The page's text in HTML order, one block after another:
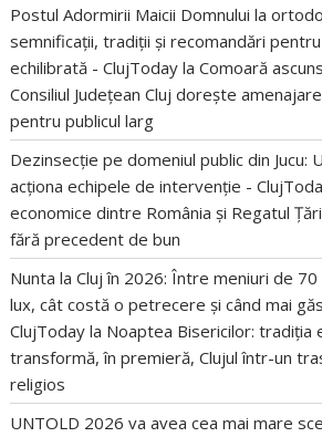
Postul Adormirii Maicii Domnului la
semnificații, tradiții și recomandări
echilibrată - ClujToday laComoară
Consiliul Județean Cluj dorește
pentru publicul larg
Dezinsecție pe domeniul public din Jucu:
acționa echipele de intervenție -
economice dintre România și Regatul
fără precedent de bun
Nunta la Cluj în 2026: Între meniuri de
lux, cât costă o petrecere și când mai
ClujToday la Noaptea Bisericilor: tradiția
transformă, în premieră, Clujul într-un
religios
UNTOLD 2026 va avea cea mai mare